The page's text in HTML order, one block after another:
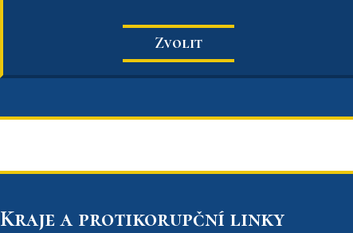
Zvolit
Kraje a protikorupční linky